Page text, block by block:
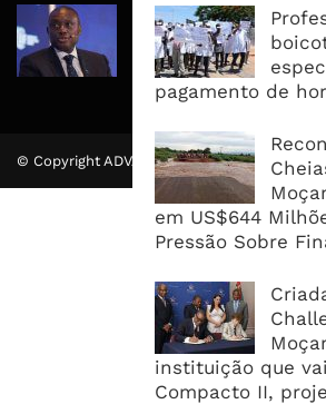
pagamento de
em US$644
Pressão Sobre
instituição que
Compacto II,
CEO do Standard
Governo que “saia
facilite os negócios
© Copyright ADVALUE. Todos Direitos